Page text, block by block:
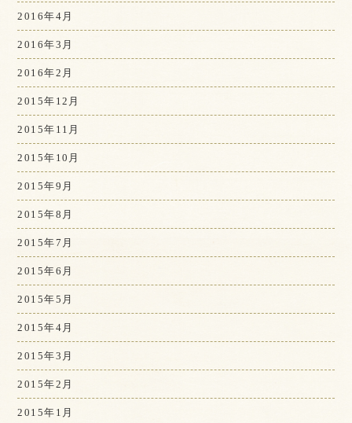
2016年4月
2016年3月
2016年2月
2015年12月
2015年11月
2015年10月
2015年9月
2015年8月
2015年7月
2015年6月
2015年5月
2015年4月
2015年3月
2015年2月
2015年1月